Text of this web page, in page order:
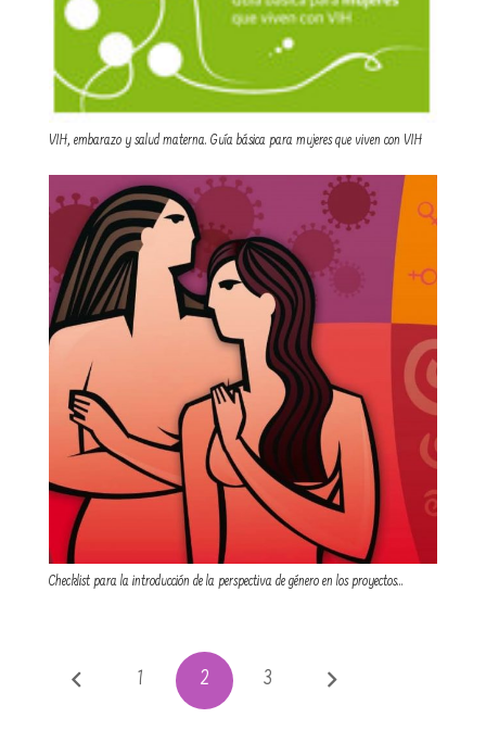
VIH, embarazo y salud materna. Guía básica para mujeres que viven con VIH
Checklist para la introducción de la perspectiva de género en los proyectos…
1 2 3